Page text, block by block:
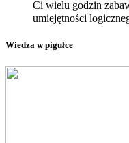
Ci wielu godzin
umiejętności
Wiedza w pigułce